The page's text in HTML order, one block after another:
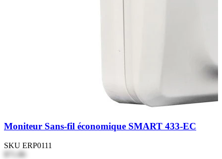
Moniteur Sans-fil économique SMART 433-EC
SKU ERP0111
$71.86